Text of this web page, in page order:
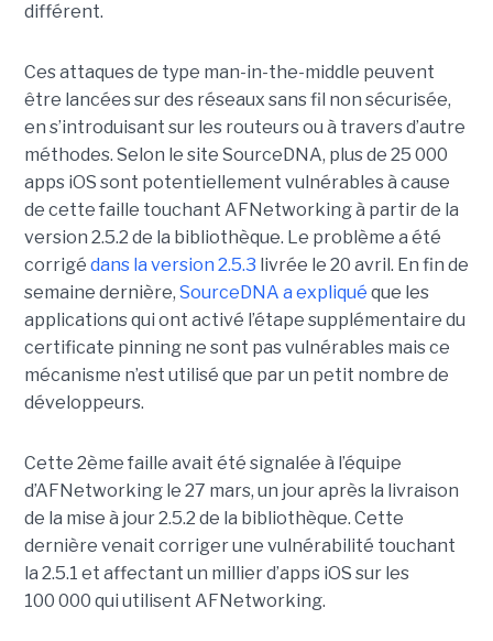
différent.
Ces attaques de type man-in-the-middle peuvent
être lancées sur des réseaux sans fil non sécurisée,
en s’introduisant sur les routeurs ou à travers d’autre
méthodes. Selon le site SourceDNA, plus de 25 000
apps iOS sont potentiellement vulnérables à cause
de cette faille touchant AFNetworking à partir de la
version 2.5.2 de la bibliothèque. Le problème a été
corrigé dans la version 2.5.3 livrée le 20 avril. En fin de
semaine dernière, SourceDNA a expliqué que les
applications qui ont activé l’étape supplémentaire du
certificate pinning ne sont pas vulnérables mais ce
mécanisme n’est utilisé que par un petit nombre de
développeurs.
Cette 2ème faille avait été signalée à l’équipe
d’AFNetworking le 27 mars, un jour après la livraison
de la mise à jour 2.5.2 de la bibliothèque. Cette
dernière venait corriger une vulnérabilité touchant
la 2.5.1 et affectant un millier d’apps iOS sur les
100 000 qui utilisent AFNetworking.